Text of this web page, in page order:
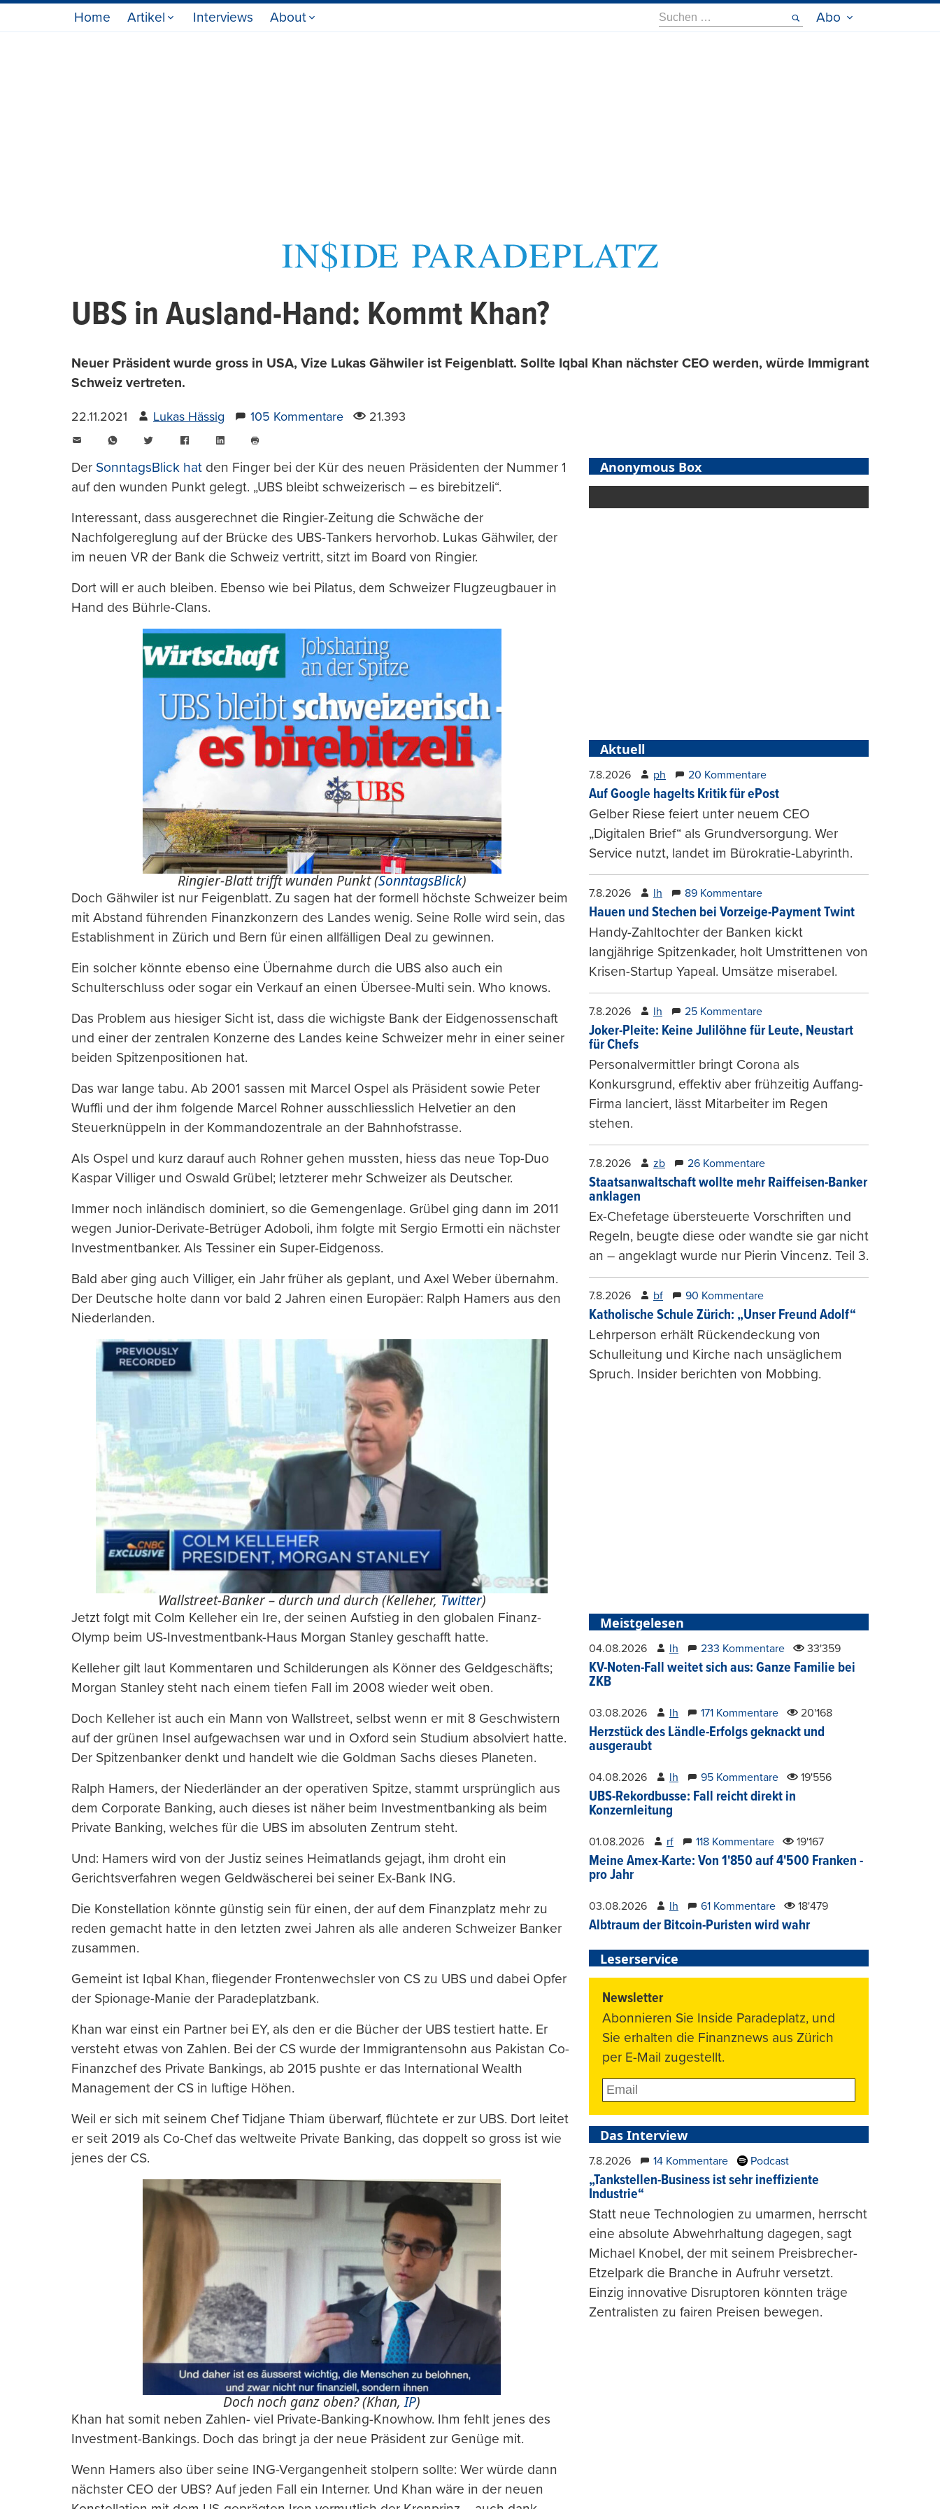
Home Artikel Interviews About
Suche
nach:
Abo
UBS in Ausland-Hand: Kommt Khan?
Neuer Präsident wurde gross in USA, Vize Lukas Gähwiler ist Feigenblatt. Sollte Iqbal Khan nächster CEO werden, würde Immigrant
Schweiz vertreten.
22.11.2021 Lukas Hässig 105 Kommentare 21.393
WhatsAppTwitter FacebookLinkedIn
drucken
Der SonntagsBlick hat den Finger bei der Kür des neuen Präsidenten der Nummer 1
auf den wunden Punkt gelegt. „UBS bleibt schweizerisch – es birebitzeli“.
Interessant, dass ausgerechnet die Ringier-Zeitung die Schwäche der
Nachfolgereglung auf der Brücke des UBS-Tankers hervorhob. Lukas Gähwiler, der
im neuen VR der Bank die Schweiz vertritt, sitzt im Board von Ringier.
Dort will er auch bleiben. Ebenso wie bei Pilatus, dem Schweizer Flugzeugbauer in
Hand des Bührle-Clans.
Ringier-Blatt trifft wunden Punkt (SonntagsBlick)
Doch Gähwiler ist nur Feigenblatt. Zu sagen hat der formell höchste Schweizer beim
mit Abstand führenden Finanzkonzern des Landes wenig. Seine Rolle wird sein, das
Establishment in Zürich und Bern für einen allfälligen Deal zu gewinnen.
Ein solcher könnte ebenso eine Übernahme durch die UBS also auch ein
Schulterschluss oder sogar ein Verkauf an einen Übersee-Multi sein. Who knows.
Das Problem aus hiesiger Sicht ist, dass die wichigste Bank der Eidgenossenschaft
und einer der zentralen Konzerne des Landes keine Schweizer mehr in einer seiner
beiden Spitzenpositionen hat.
Das war lange tabu. Ab 2001 sassen mit Marcel Ospel als Präsident sowie Peter
Wuffli und der ihm folgende Marcel Rohner ausschliesslich Helvetier an den
Steuerknüppeln in der Kommandozentrale an der Bahnhofstrasse.
Als Ospel und kurz darauf auch Rohner gehen mussten, hiess das neue Top-Duo
Kaspar Villiger und Oswald Grübel; letzterer mehr Schweizer als Deutscher.
Immer noch inländisch dominiert, so die Gemengenlage. Grübel ging dann im 2011
wegen Junior-Derivate-Betrüger Adoboli, ihm folgte mit Sergio Ermotti ein nächster
Investmentbanker. Als Tessiner ein Super-Eidgenoss.
Bald aber ging auch Villiger, ein Jahr früher als geplant, und Axel Weber übernahm.
Der Deutsche holte dann vor bald 2 Jahren einen Europäer: Ralph Hamers aus den
Niederlanden.
Wallstreet-Banker – durch und durch (Kelleher,Twitter)
Jetzt folgt mit Colm Kelleher ein Ire, der seinen Aufstieg in den globalen Finanz-
Olymp beim US-Investmentbank-Haus Morgan Stanley geschafft hatte.
Kelleher gilt laut Kommentaren und Schilderungen als Könner des Geldgeschäfts;
Morgan Stanley steht nach einem tiefen Fall im 2008 wieder weit oben.
Doch Kelleher ist auch ein Mann von Wallstreet, selbst wenn er mit 8 Geschwistern
auf der grünen Insel aufgewachsen war und in Oxford sein Studium absolviert hatte.
Der Spitzenbanker denkt und handelt wie die Goldman Sachs dieses Planeten.
Ralph Hamers, der Niederländer an der operativen Spitze, stammt ursprünglich aus
dem Corporate Banking, auch dieses ist näher beim Investmentbanking als beim
Private Banking, welches für die UBS im absoluten Zentrum steht.
Und: Hamers wird von der Justiz seines Heimatlands gejagt, ihm droht ein
Gerichtsverfahren wegen Geldwäscherei bei seiner Ex-Bank ING.
Die Konstellation könnte günstig sein für einen, der auf dem Finanzplatz mehr zu
reden gemacht hatte in den letzten zwei Jahren als alle anderen Schweizer Banker
zusammen.
Gemeint ist Iqbal Khan, fliegender Frontenwechsler von CS zu UBS und dabei Opfer
der Spionage-Manie der Paradeplatzbank.
Khan war einst ein Partner bei EY, als den er die Bücher der UBS testiert hatte. Er
versteht etwas von Zahlen. Bei der CS wurde der Immigrantensohn aus Pakistan Co-
Finanzchef des Private Bankings, ab 2015 pushte er das International Wealth
Management der CS in luftige Höhen.
Weil er sich mit seinem Chef Tidjane Thiam überwarf, flüchtete er zur UBS. Dort leitet
er seit 2019 als Co-Chef das weltweite Private Banking, das doppelt so gross ist wie
jenes der CS.
Doch noch ganz oben? (Khan,IP)
Khan hat somit neben Zahlen- viel Private-Banking-Knowhow. Ihm fehlt jenes des
Investment-Bankings. Doch das bringt ja der neue Präsident zur Genüge mit.
Wenn Hamers also über seine ING-Vergangenheit stolpern sollte: Wer würde dann
nächster CEO der UBS? Auf jeden Fall ein Interner. Und Khan wäre in der neuen
Anonymous Box
Aktuell
7.8.2026 ph 20 Kommentare
Auf Google hagelts Kritik für ePost
Gelber Riese feiert unter neuem CEO
„Digitalen Brief“ als Grundversorgung. Wer
Service nutzt, landet im Bürokratie-Labyrinth.
7.8.2026 lh 89 Kommentare
Hauen und Stechen bei Vorzeige-Payment Twint
Handy-Zahltochter der Banken kickt
langjährige Spitzenkader, holt Umstrittenen von
Krisen-Startup Yapeal. Umsätze miserabel.
7.8.2026 lh 25 Kommentare
Joker-Pleite: Keine Julilöhne für Leute, Neustart
für Chefs
Personalvermittler bringt Corona als
Konkursgrund, effektiv aber frühzeitig Auffang-
Firma lanciert, lässt Mitarbeiter im Regen
stehen.
7.8.2026 zb 26 Kommentare
Staatsanwaltschaft wollte mehr Raiffeisen-Banker
anklagen
Ex-Chefetage übersteuerte Vorschriften und
Regeln, beugte diese oder wandte sie gar nicht
an – angeklagt wurde nur Pierin Vincenz. Teil 3.
7.8.2026 bf 90 Kommentare
Katholische Schule Zürich: „Unser Freund Adolf“
Lehrperson erhält Rückendeckung von
Schulleitung und Kirche nach unsäglichem
Spruch. Insider berichten von Mobbing.
Meistgelesen
04.08.2026 lh 233 Kommentare 33'359
KV-Noten-Fall weitet sich aus: Ganze Familie bei
ZKB
03.08.2026 lh 171 Kommentare 20'168
Herzstück des Ländle-Erfolgs geknackt und
ausgeraubt
04.08.2026 lh 95 Kommentare 19'556
UBS-Rekordbusse: Fall reicht direkt in
Konzernleitung
01.08.2026 rf 118 Kommentare 19'167
Meine Amex-Karte: Von 1'850 auf 4'500 Franken -
pro Jahr
03.08.2026 lh 61 Kommentare 18'479
Albtraum der Bitcoin-Puristen wird wahr
Leserservice
Newsletter
Abonnieren Sie Inside Paradeplatz, und
Sie erhalten die Finanznews aus Zürich
per E-Mail zugestellt.
Das Interview
7.8.2026 14 Kommentare Podcast
„Tankstellen-Business ist sehr ineffiziente
Industrie“
Statt neue Technologien zu umarmen, herrscht
eine absolute Abwehrhaltung dagegen, sagt
Michael Knobel, der mit seinem Preisbrecher-
Etzelpark die Branche in Aufruhr versetzt.
Einzig innovative Disruptoren könnten träge
Zentralisten zu fairen Preisen bewegen.